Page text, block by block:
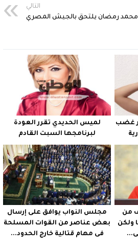
التالي
محمد رمضان يلتحق بالجيش المصري
غضب
لميس الحديدي تقرر العودة
لبرنامجها السبت القادم
من
ولكن
مجلس النواب يوافق على إرسال
بعض عناصر من القوات المسلحة
فى مهام قتالية خارج الحدود...